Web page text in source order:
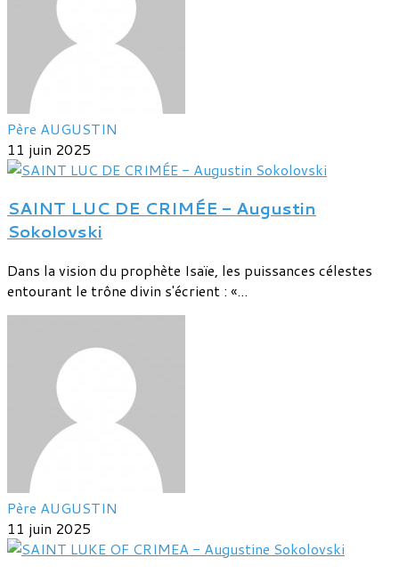
Père AUGUSTIN
11 juin 2025
SAINT LUC DE CRIMÉE - Augustin
Sokolovski
Dans la vision du prophète Isaïe, les puissances célestes
entourant le trône divin s'écrient : «...
Père AUGUSTIN
11 juin 2025